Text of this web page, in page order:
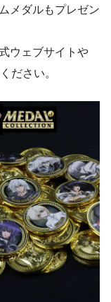
メダルもプレゼン
ウェブサイトや
ださい。